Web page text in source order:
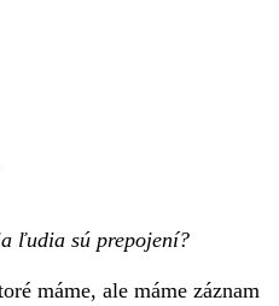
ľudia sú prepojení?
máme, ale máme záznam